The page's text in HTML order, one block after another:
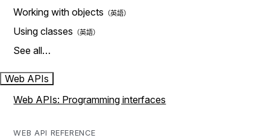
Working with objects
Using classes
See all…
Web APIs
Web APIs: Programming interfaces
WEB API REFERENCE